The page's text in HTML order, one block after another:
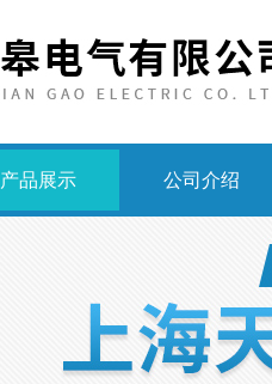
产品展示 公司介绍